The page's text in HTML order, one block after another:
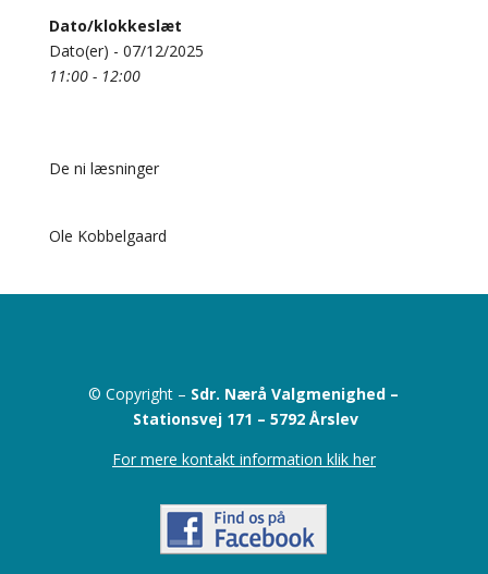
Dato/klokkeslæt
Dato(er) - 07/12/2025
11:00 - 12:00
De ni læsninger
Ole Kobbelgaard
© Copyright – Sdr. Nærå Valgmenighed –
Stationsvej 171 –5792 Årslev
For mere kontakt information klik her